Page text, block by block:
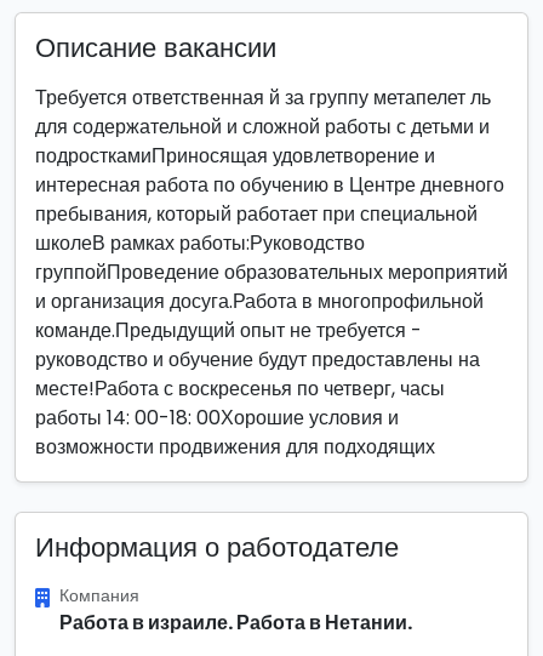
Описание вакансии
Требуется ответственная й за группу метапелет ль
для содержательной и сложной работы с детьми и
подросткамиПриносящая удовлетворение и
интересная работа по обучению в Центре дневного
пребывания, который работает при специальной
школеВ рамках работы:Руководство
группойПроведение образовательных мероприятий
и организация досуга.Работа в многопрофильной
команде.Предыдущий опыт не требуется -
руководство и обучение будут предоставлены на
месте!Работа с воскресенья по четверг, часы
работы 14: 00-18: 00Хорошие условия и
возможности продвижения для подходящих
Информация о работодателе
Компания
Работа в израиле. Работа в Нетании.